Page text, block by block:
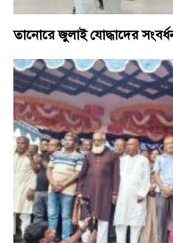
তানোরে জুলাই যোদ্ধাদের